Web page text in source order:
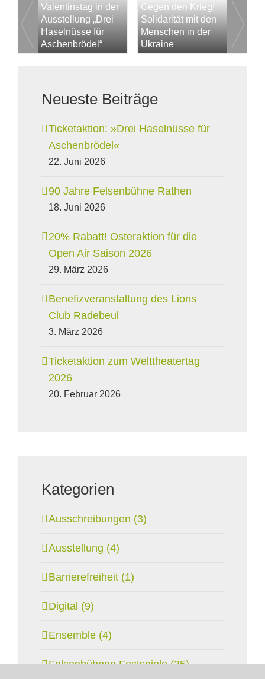
Valentinstag in der
Ausstellung „Drei
Haselnüsse für
Aschenbrödel“
Gegen den Krieg!
Solidarität mit den
Menschen in der
Ukraine
Neueste Beiträge
Ticketaktion: »Drei Haselnüsse für
Aschenbrödel«
22. Juni 2026
90 Jahre Felsenbühne Rathen
18. Juni 2026
20% Rabatt! Osteraktion für die
Open Air Saison 2026
29. März 2026
Benefizveranstaltung des Lions
Club Radebeul
3. März 2026
Ticketaktion zum Welttheatertag
2026
20. Februar 2026
Kategorien
Ausschreibungen (3)
Ausstellung (4)
Barrierefreiheit (1)
Digital (9)
Ensemble (4)
Felsenbühnen Festspiele (35)